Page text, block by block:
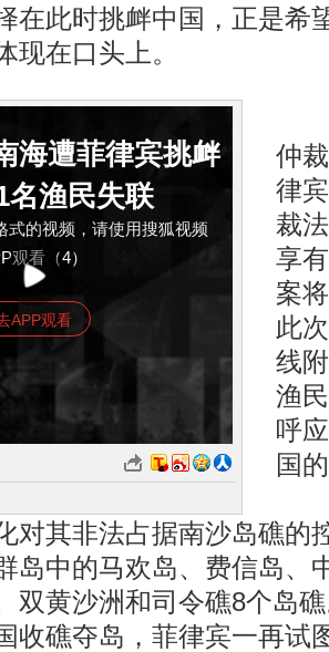
在此时挑衅中国，正是希
现在口头上。
海遭菲律宾挑衅
名渔民失联
式的视频，请使用搜狐视频
观看（4）
APP观看
仲
律
裁
享
案
此
线
渔
呼
国
其非法占据南沙岛礁的
岛中的马欢岛、费信岛、
双黄沙洲和司令礁8个岛
收礁夺岛，菲律宾一再试